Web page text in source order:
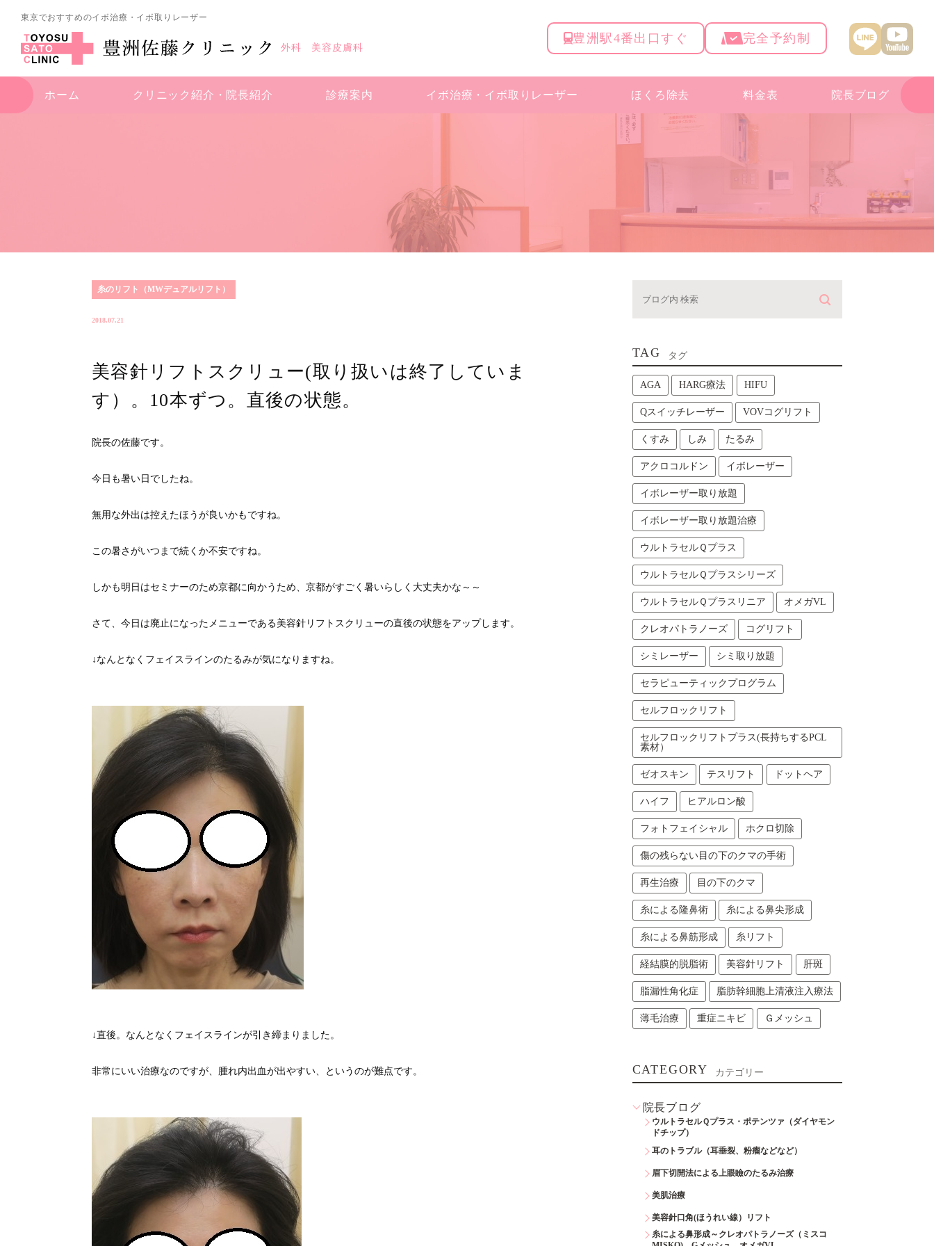
東京でおすすめのイボ治療・イボ取りレーザー
外科 美容皮膚科
豊洲駅4番出口すぐ 完全予約制
ホーム クリニック紹介・ 院長紹介 診療案内 イボ治療・ イボ取りレーザー ほくろ除去 料金表 院長ブログ
糸のリフト（MWデュアルリフト）
2018.07.21
美容針リフトスクリュー(取り扱いは終了していま
す）。10本ずつ。直後の状態。
院長の佐藤です。
今日も暑い日でしたね。
無用な外出は控えたほうが良いかもですね。
この暑さがいつまで続くか不安ですね。
しかも明日はセミナーのため京都に向かうため、京都がすごく暑いらしく大丈夫かな～～
さて、今日は廃止になったメニューである美容針リフトスクリューの直後の状態をアップします。
↓なんとなくフェイスラインのたるみが気になりますね。
↓直後。なんとなくフェイスラインが引き締まりました。
非常にいい治療なのですが、腫れ内出血が出やすい、というのが難点です。
TAG タグ
AGA HARG療法 HIFU
Qスイッチレーザー VOVコグリフト
くすみ しみ たるみ
アクロコルドン イボレーザー
イボレーザー取り放題
イボレーザー取り放題治療
ウルトラセルＱプラス
ウルトラセルＱプラスシリーズ
ウルトラセルＱプラスリニア オメガVL
クレオパトラノーズ コグリフト
シミレーザー シミ取り放題
セラピューティックプログラム
セルフロックリフト
セルフロックリフトプラス(長持ちするPCL
素材）
ゼオスキン テスリフト ドットヘア
ハイフ ヒアルロン酸
フォトフェイシャル ホクロ切除
傷の残らない目の下のクマの手術
再生治療 目の下のクマ
糸による隆鼻術 糸による鼻尖形成
糸による鼻筋形成 糸リフト
経結膜的脱脂術 美容針リフト 肝斑
脂漏性角化症 脂肪幹細胞上清液注入療法
薄毛治療 重症ニキビ Ｇメッシュ
CATEGORY カテゴリー
院長ブログ
ウルトラセルＱプラス・ポテンツァ（ダイヤモン
ドチップ）
耳のトラブル（耳垂裂、粉瘤などなど）
眉下切開法による上眼瞼のたるみ治療
美肌治療
美容針口角(ほうれい線）リフト
糸による鼻形成～クレオパトラノーズ（ミスコ